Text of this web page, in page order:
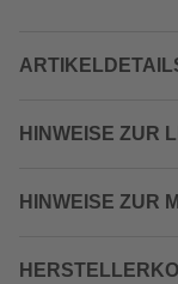
HINWEISE ZUR
HINWEISE ZUR